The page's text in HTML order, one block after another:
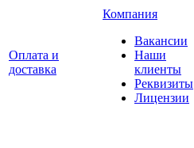
Оплата и
доставка
Компания
Вакансии
Наши
клиенты
Реквизиты
Лицензии